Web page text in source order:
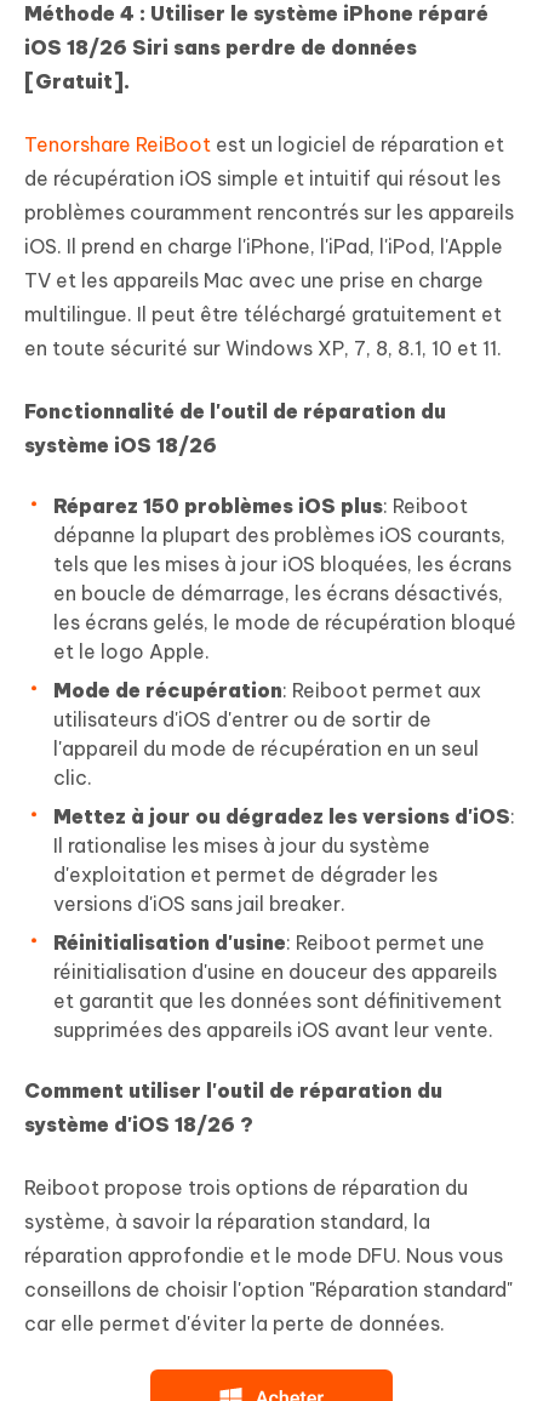
Méthode 4 : Utiliser le système iPhone réparé
iOS 18/26 Siri sans perdre de données
[Gratuit].
Tenorshare ReiBoot est un logiciel de réparation et
de récupération iOS simple et intuitif qui résout les
problèmes couramment rencontrés sur les appareils
iOS. Il prend en charge l'iPhone, l'iPad, l'iPod, l'Apple
TV et les appareils Mac avec une prise en charge
multilingue. Il peut être téléchargé gratuitement et
en toute sécurité sur Windows XP, 7, 8, 8.1, 10 et 11.
Fonctionnalité de l'outil de réparation du
système iOS 18/26
Réparez 150 problèmes iOS plus: Reiboot
dépanne la plupart des problèmes iOS courants,
tels que les mises à jour iOS bloquées, les écrans
en boucle de démarrage, les écrans désactivés,
les écrans gelés, le mode de récupération bloqué
et le logo Apple.
Mode de récupération: Reiboot permet aux
utilisateurs d'iOS d'entrer ou de sortir de
l'appareil du mode de récupération en un seul
clic.
Mettez à jour ou dégradez les versions d'iOS:
Il rationalise les mises à jour du système
d'exploitation et permet de dégrader les
versions d'iOS sans jail breaker.
Réinitialisation d'usine: Reiboot permet une
réinitialisation d'usine en douceur des appareils
et garantit que les données sont définitivement
supprimées des appareils iOS avant leur vente.
Comment utiliser l'outil de réparation du
système d'iOS 18/26 ?
Reiboot propose trois options de réparation du
système, à savoir la réparation standard, la
réparation approfondie et le mode DFU. Nous vous
conseillons de choisir l'option "Réparation standard"
car elle permet d'éviter la perte de données.